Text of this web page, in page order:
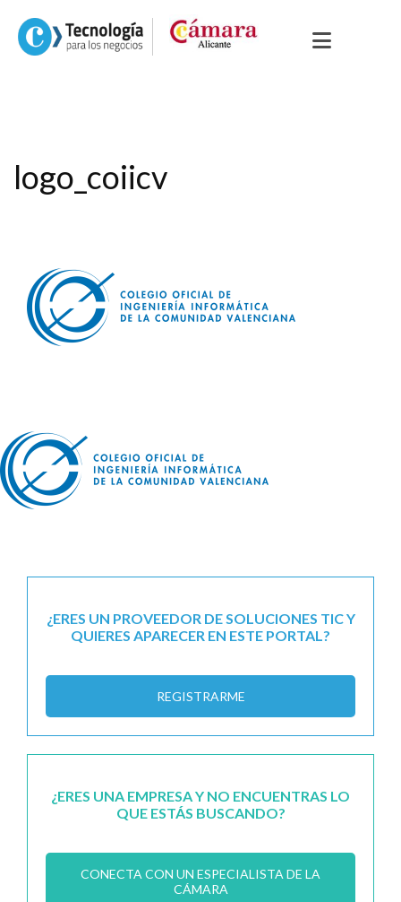
logo_coiicv
¿ERES UN PROVEEDOR DE SOLUCIONES TIC Y
QUIERES APARECER EN ESTE PORTAL?
REGISTRARME
¿ERES UNA EMPRESA Y NO ENCUENTRAS LO
QUE ESTÁS BUSCANDO?
CONECTA CON UN ESPECIALISTA DE LA
CÁMARA